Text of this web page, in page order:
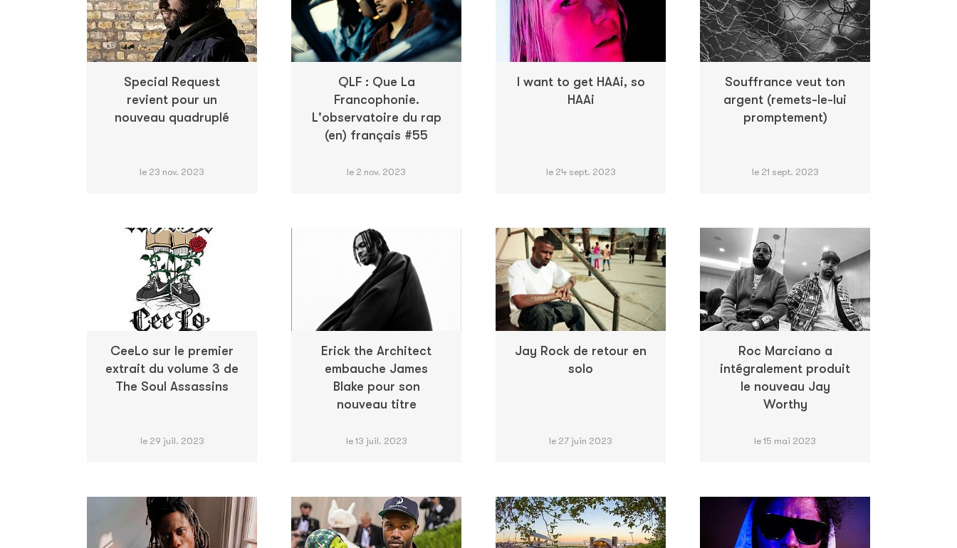
Special Request
revient pour un
nouveau quadruplé
le 23 nov. 2023
QLF : Que La
Francophonie.
L'observatoire du rap
(en) français #55
le 2 nov. 2023
I want to get HAAi, so
HAAi
le 24 sept. 2023
Souffrance veut ton
argent (remets-le-lui
promptement)
le 21 sept. 2023
CeeLo sur le premier
extrait du volume 3 de
The Soul Assassins
le 29 juil. 2023
Erick the Architect
embauche James
Blake pour son
nouveau titre
le 13 juil. 2023
Jay Rock de retour en
solo
le 27 juin 2023
Roc Marciano a
intégralement produit
le nouveau Jay
Worthy
le 15 mai 2023